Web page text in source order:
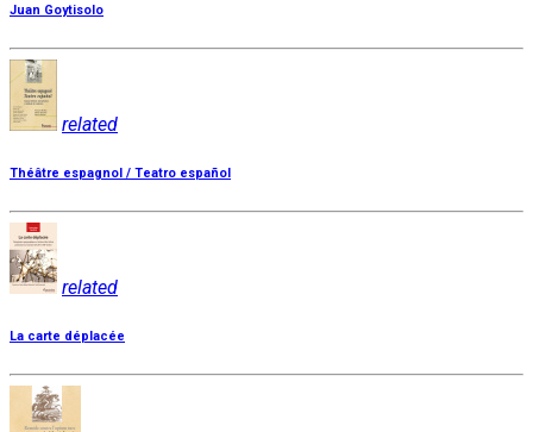
Juan Goytisolo
related
Théâtre espagnol / Teatro español
related
La carte déplacée